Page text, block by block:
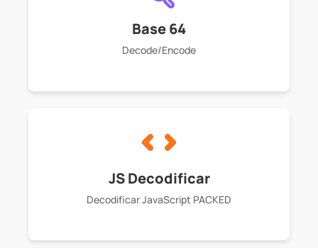
Base 64
Decode/Encode
JS Decodificar
Decodificar JavaScript PACKED